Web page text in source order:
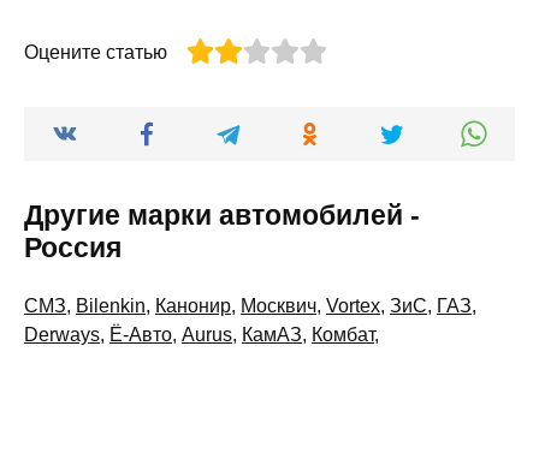
Оцените статью
Другие марки автомобилей -
Россия
СМЗ, Bilenkin, Канонир, Москвич, Vortex, ЗиС, ГАЗ,
Derways, Ё-Авто, Aurus, КамАЗ, Комбат,